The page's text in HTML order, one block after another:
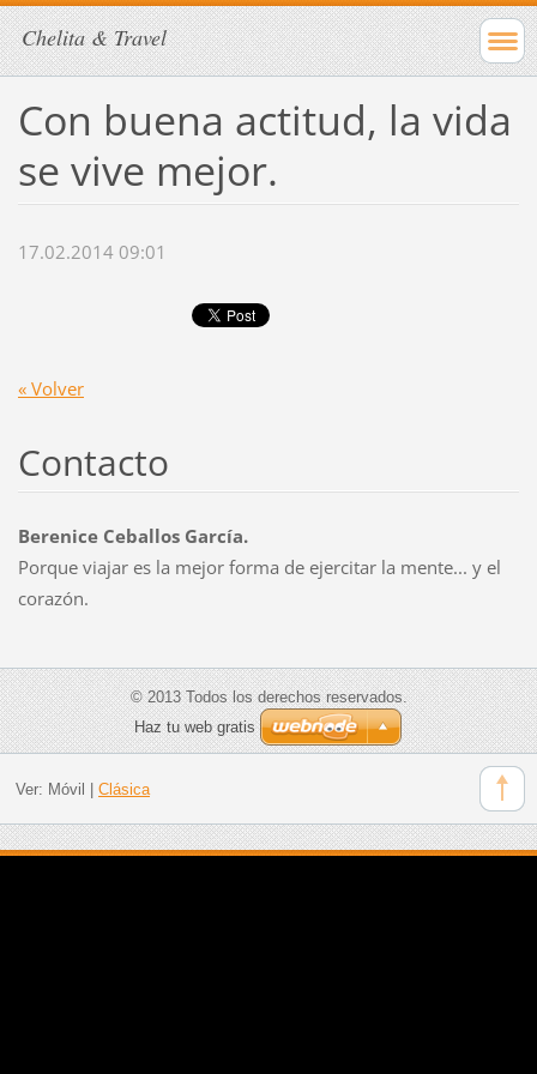
Chelita & Travel
Con buena actitud, la vida
se vive mejor.
17.02.2014 09:01
« Volver
Contacto
Berenice Ceballos García.
Porque viajar es la mejor forma de ejercitar la mente... y el
corazón.
© 2013 Todos los derechos reservados.
Haz tu web gratis
Ver: Móvil Clásica